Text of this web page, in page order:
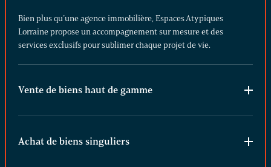
Bien plus qu’une agence immobilière, Espaces Atypiques
Lorraine propose un accompagnement sur mesure et des
services exclusifs pour sublimer chaque projet de vie.
Vente de biens haut de gamme
Achat de biens singuliers